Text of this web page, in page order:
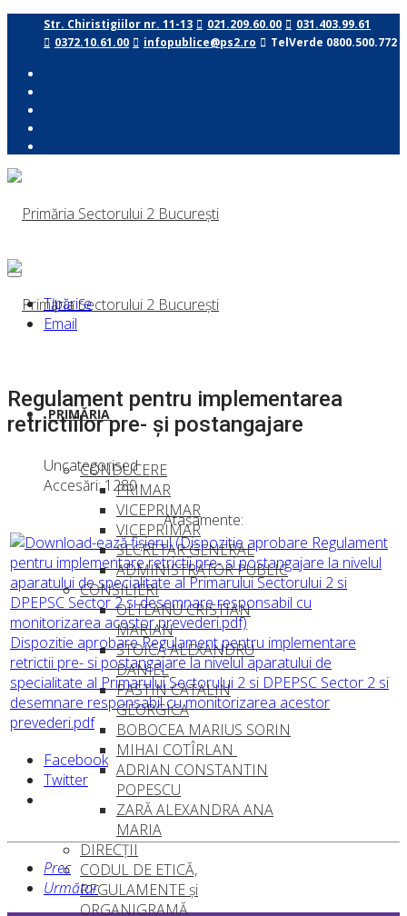
Str. Chiristigiilor nr. 11-13 021.209.60.00
031.403.99.61
0372.10.61.00
infopublice@ps2.ro TelVerde 0800.500.772
PRIMĂRIA
CONDUCERE
PRIMAR
VICEPRIMAR
VICEPRIMAR
SECRETAR GENERAL
ADMINISTRATOR PUBLIC
CONSILIERI
OLTEANU CRISTIAN
MARIAN
STOICA ALEXANDRU
DANIEL
PASTIN CATALIN
GEORGICA
BOBOCEA MARIUS SORIN
MIHAI COTÎRLAN
ADRIAN CONSTANTIN
POPESCU
ZARĂ ALEXANDRA ANA
MARIA
DIRECȚII
CODUL DE ETICĂ,
REGULAMENTE şi
ORGANIGRAMĂ
Tipărire
Email
Regulament pentru implementarea
retrictiilor pre- şi postangajare
Uncategorised
Accesări: 1280
Ataşamente:
Dispozitie aprobare Regulament pentru implementare
retrictii pre- si postangajare la nivelul aparatului de
specialitate al Primarului Sectorului 2 si DPEPSC Sector 2 si
desemnare responsabil cu monitorizarea acestor
prevederi.pdf
Facebook
Twitter
Prec
Următor